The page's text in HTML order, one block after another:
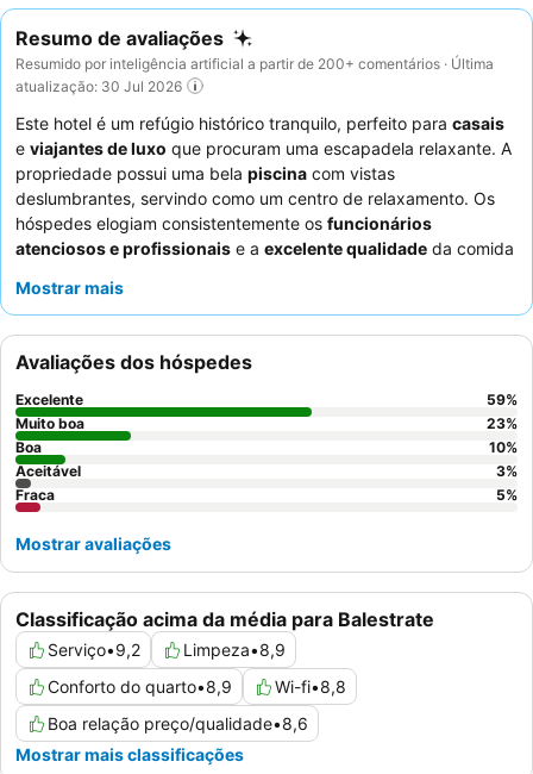
Resumo de avaliações
Resumido por inteligência artificial a partir de 200+ comentários · Última
atualização: 30 Jul 2026
Este hotel é um refúgio histórico tranquilo, perfeito para casais
e viajantes de luxo que procuram uma escapadela relaxante. A
propriedade possui uma bela piscina com vistas
deslumbrantes, servindo como um centro de relaxamento. Os
hóspedes elogiam consistentemente os funcionários
atenciosos e profissionais e a excelente qualidade da comida
almoço. Para uma experiência verdadeiramente serena,
bungalows
Mostrar mais
Classificação acima da média para Balestrate
Serviço•9,2 Limpeza•8,9
Conforto do quarto•8,9 Wi-fi•8,8
Boa relação preço/qualidade•8,6
Mostrar mais classificações
Avaliações dos hóspedes
Excelente 59%
Muito boa
23%
Boa
10%
Aceitável
3%
Fraca
5%
Mostrar avaliações